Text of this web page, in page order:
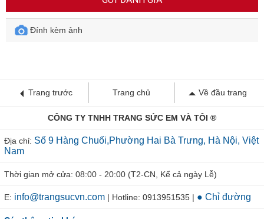
Đính kèm ảnh
Trang trước Trang chủ Về đầu trang
CÔNG TY TNHH TRANG SỨC EM VÀ TÔI ®
Địa chỉ: Số 9 Hàng Chuối,Phường Hai Bà Trưng, Hà Nội, Việt
Nam
Thời gian mở cửa: 08:00 - 20:00 (T2-CN, Kể cả ngày Lễ)
E: info@trangsucvn.com | Hotline: 0913951535 | ● Chỉ đường